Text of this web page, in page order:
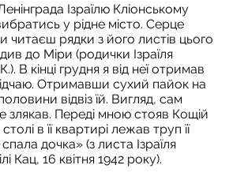
Ізраїлю Кліонському
у рідне місто. Серце
читаєш рядки з його листів цього
до Міри (родички Ізраїля
В кінці грудня я від неї отримав
Отримавши сухий пайок на
відвіз їй. Вигляд, сам
злякав. Переді мною стояв Кощій
в її квартирі лежав труп її
дочка» (з листа Ізраїля
Кац, 16 квітня 1942 року).